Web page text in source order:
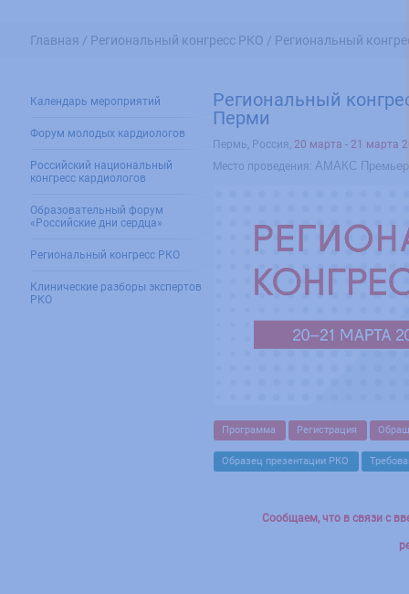
Главная / Региональный конгресс РКО / Региональный
Календарь мероприятий
Форум молодых кардиологов
Российский национальный
конгресс кардиологов
Образовательный форум
«Российские дни сердца»
Региональный конгресс РКО
Клинические разборы экспертов
РКО
Региональный
Перми
Пермь, Россия, 20 марта - 21 марта
Место проведения:АМАКС
Программа Регистрация
Образец презентации РКО
Сообщаем, что в связи с